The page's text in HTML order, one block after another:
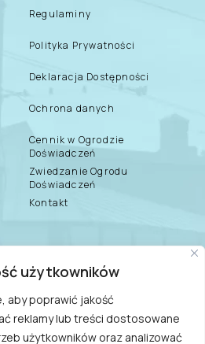
użytkowników
aby poprawić jakość
reklamy lub treści dostosowane
użytkowników oraz analizować
Regulaminy
Polityka Prywatności
Deklaracja Dostępności
Ochrona danych
Cennik w Ogrodzie
Doświadczeń
Zwiedzanie Ogrodu
Doświadczeń
Kontakt
biuletyn informacji